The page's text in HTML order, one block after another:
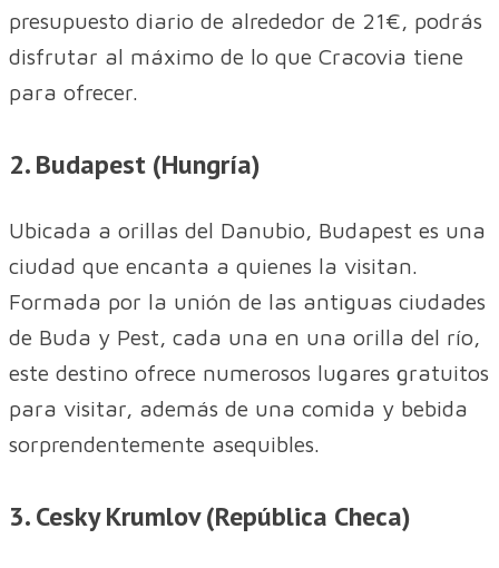
presupuesto diario de alrededor de 21€, podrás
disfrutar al máximo de lo que Cracovia tiene
para ofrecer.
2. Budapest (Hungría)
Ubicada a orillas del Danubio, Budapest es una
ciudad que encanta a quienes la visitan.
Formada por la unión de las antiguas ciudades
de Buda y Pest, cada una en una orilla del río,
este destino ofrece numerosos lugares gratuitos
para visitar, además de una comida y bebida
sorprendentemente asequibles.
3. Cesky Krumlov (República Checa)